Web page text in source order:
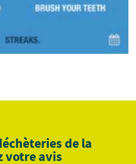
de la
votre avis